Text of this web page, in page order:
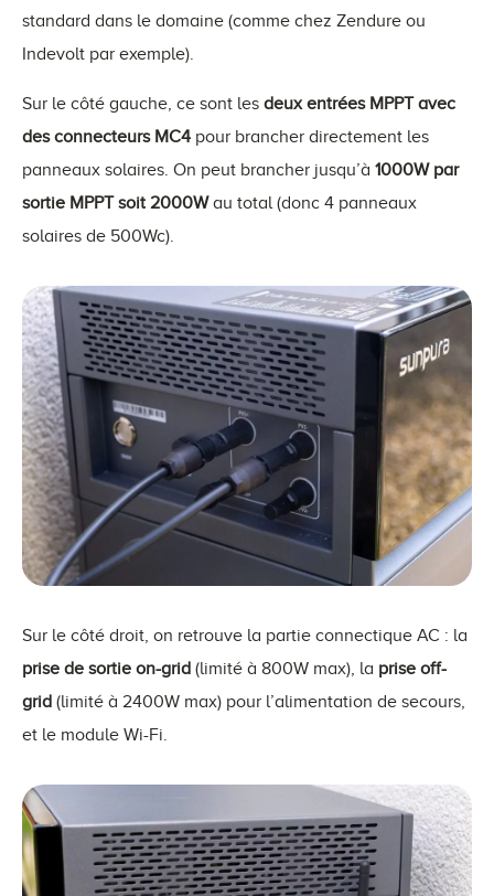
standard dans le domaine (comme chez Zendure ou
Indevolt par exemple).
Sur le côté gauche, ce sont les deux entrées MPPT avec
des connecteurs MC4 pour brancher directement les
panneaux solaires. On peut brancher jusqu’à 1000W par
sortie MPPT soit 2000Wau total (donc 4 panneaux
solaires de 500Wc).
Sur le côté droit, on retrouve la partie connectique AC : la
prise de sortie on-grid (limité à 800W max), la prise off-
grid (limité à 2400W max) pour l’alimentation de secours,
et le module Wi-Fi.